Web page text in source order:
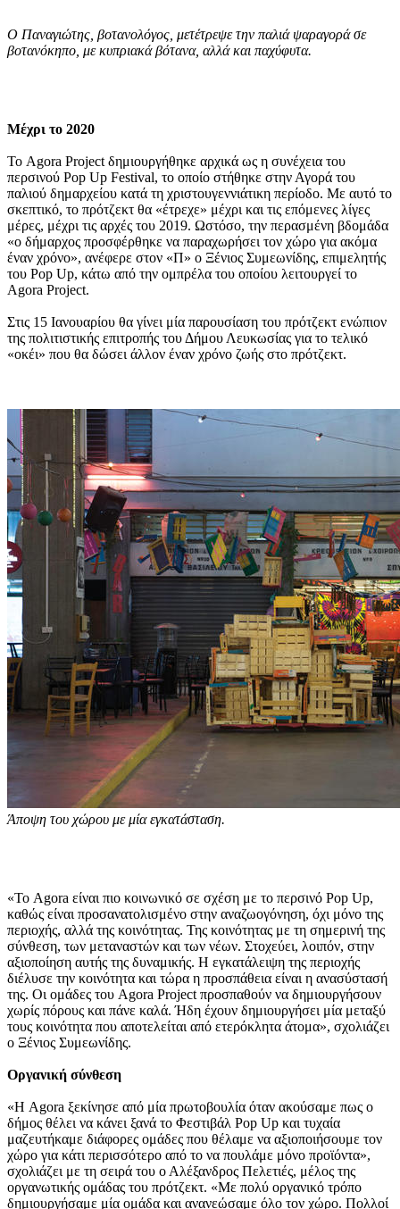
O Παναγιώτης, βοτανολόγος, μετέτρεψε την παλιά ψαραγορά σε
βοτανόκηπο, με κυπριακά βότανα, αλλά και παχύφυτα.
Μέχρι το 2020
Το Agora Project δημιουργήθηκε αρχικά ως η συνέχεια του
περσινού Pop Up Festival, το οποίο στήθηκε στην Αγορά του
παλιού δημαρχείου κατά τη χριστουγεννιάτικη περίοδο. Με αυτό το
σκεπτικό, το πρότζεκτ θα «έτρεχε» μέχρι και τις επόμενες λίγες
μέρες, μέχρι τις αρχές του 2019. Ωστόσο, την περασμένη βδομάδα
«ο δήμαρχος προσφέρθηκε να παραχωρήσει τον χώρο για ακόμα
έναν χρόνο», ανέφερε στον «Π» ο Ξένιος Συμεωνίδης, επιμελητής
του Pop Up, κάτω από την ομπρέλα του οποίου λειτουργεί το
Agora Project.
Στις 15 Ιανουαρίου θα γίνει μία παρουσίαση του πρότζεκτ ενώπιον
της πολιτιστικής επιτροπής του Δήμου Λευκωσίας για το τελικό
«οκέι» που θα δώσει άλλον έναν χρόνο ζωής στο πρότζεκτ.
Άποψη του χώρου με μία εγκατάσταση.
«Το Agora είναι πιο κοινωνικό σε σχέση με το περσινό Pop Up,
καθώς είναι προσανατολισμένο στην αναζωογόνηση, όχι μόνο της
περιοχής, αλλά της κοινότητας. Της κοινότητας με τη σημερινή της
σύνθεση, των μεταναστών και των νέων. Στοχεύει, λοιπόν, στην
αξιοποίηση αυτής της δυναμικής. Η εγκατάλειψη της περιοχής
διέλυσε την κοινότητα και τώρα η προσπάθεια είναι η ανασύστασή
της. Οι ομάδες του Agora Project προσπαθούν να δημιουργήσουν
χωρίς πόρους και πάνε καλά. Ήδη έχουν δημιουργήσει μία μεταξύ
τους κοινότητα που αποτελείται από ετερόκλητα άτομα», σχολιάζει
ο Ξένιος Συμεωνίδης.
Οργανική σύνθεση
«Η Agora ξεκίνησε από μία πρωτοβουλία όταν ακούσαμε πως ο
δήμος θέλει να κάνει ξανά το Φεστιβάλ Pop Up και τυχαία
μαζευτήκαμε διάφορες ομάδες που θέλαμε να αξιοποιήσουμε τον
χώρο για κάτι περισσότερο από το να πουλάμε μόνο προϊόντα»,
σχολιάζει με τη σειρά του ο Αλέξανδρος Πελετιές, μέλος της
οργανωτικής ομάδας του πρότζεκτ. «Με πολύ οργανικό τρόπο
δημιουργήσαμε μία ομάδα και ανανεώσαμε όλο τον χώρο. Πολλοί